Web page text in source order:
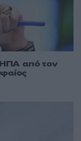
ΗΠΑ από τον